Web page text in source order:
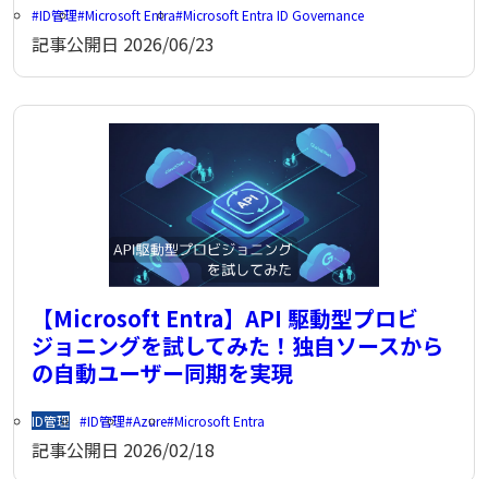
ID管理 Microsoft Entra Microsoft Entra ID Governance
記事公開日 2026/06/23
【Microsoft Entra】API 駆動型プロビ
ジョニングを試してみた！独自ソースから
の自動ユーザー同期を実現
ID管理 ID管理 Azure Microsoft Entra
記事公開日 2026/02/18